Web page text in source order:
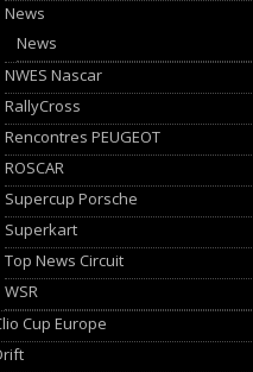
News
News
NWES Nascar
RallyCross
Rencontres PEUGEOT
ROSCAR
Supercup Porsche
Superkart
Top News Circuit
WSR
Cup Europe